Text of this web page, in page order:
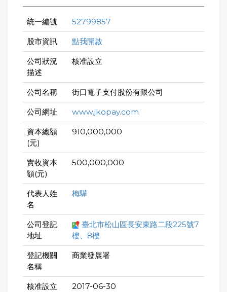
統一編號 52799857
股市資訊 點我開啟
公司狀況
描述
核准設立
公司名稱 街口電子支付股份有限公司
公司網址 www.jkopay.com
資本總額
(元)
910,000,000
實收資本
額(元)
500,000,000
代表人姓
名
梅驊
公司登記
地址
臺北市松山區長安東路二段225號7
樓、8樓
登記機關
名稱
商業發展署
核准設立
2017-06-30